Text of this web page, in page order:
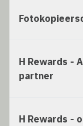
H Rewards -
partner
H Rewards -